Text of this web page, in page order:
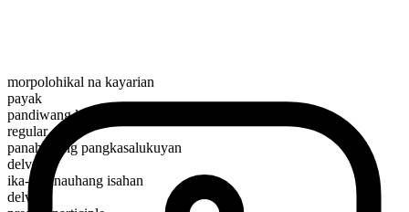
morpolohikal na kayarian
payak
pandiwang kilos
regular
panahunang pangkasalukuyan
delve
ika-3 panauhang isahan
delves